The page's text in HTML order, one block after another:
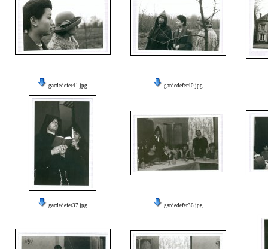
gardedefer41.jpg gardedefer40.jpg
gardedefer37.jpg gardedefer36.jpg